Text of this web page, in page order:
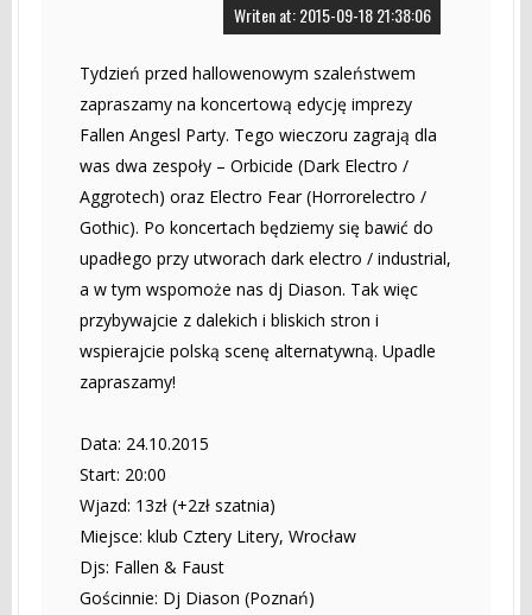
Writen at: 2015-09-18 21:38:06
Tydzień przed hallowenowym szaleństwem
zapraszamy na koncertową edycję imprezy
Fallen Angesl Party. Tego wieczoru zagrają dla
was dwa zespoły – Orbicide (Dark Electro /
Aggrotech) oraz Electro Fear (Horrorelectro /
Gothic). Po koncertach będziemy się bawić do
upadłego przy utworach dark electro / industrial,
a w tym wspomoże nas dj Diason. Tak więc
przybywajcie z dalekich i bliskich stron i
wspierajcie polską scenę alternatywną. Upadle
zapraszamy!
Data: 24.10.2015
Start: 20:00
Wjazd: 13zł (+2zł szatnia)
Miejsce: klub Cztery Litery, Wrocław
Djs: Fallen & Faust
Gościnnie: Dj Diason (Poznań)